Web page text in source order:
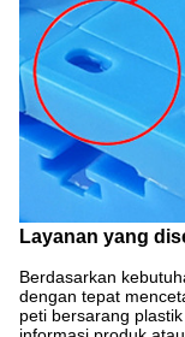
Layanan yang
Berdasarkan
dengan tepat
peti bersarang